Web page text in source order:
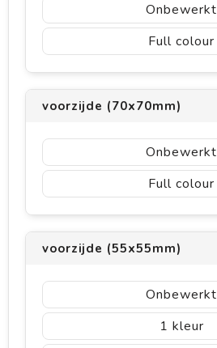
Onbewerkt
Full colour
voorzijde (70x70mm)
Onbewerkt
Full colour
voorzijde (55x55mm)
Onbewerkt
1